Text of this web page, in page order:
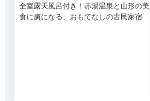
全室露天風呂付き！赤湯温泉と山形の美
食に虜になる、おもてなしの古民家宿